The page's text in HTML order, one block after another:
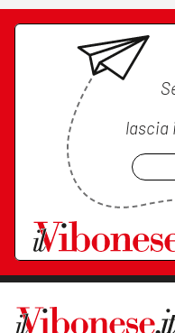
lascia